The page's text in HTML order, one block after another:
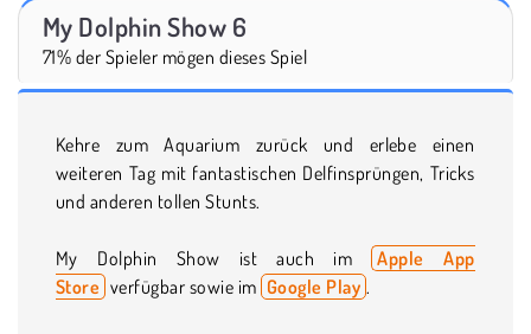
My Dolphin Show 6
71% der Spieler mögen dieses Spiel
Kehre zum Aquarium zurück und erlebe einen
weiteren Tag mit fantastischen Delfinsprüngen, Tricks
und anderen tollen Stunts.
My Dolphin Show ist auch im Apple App
Store verfügbar sowie im Google Play .